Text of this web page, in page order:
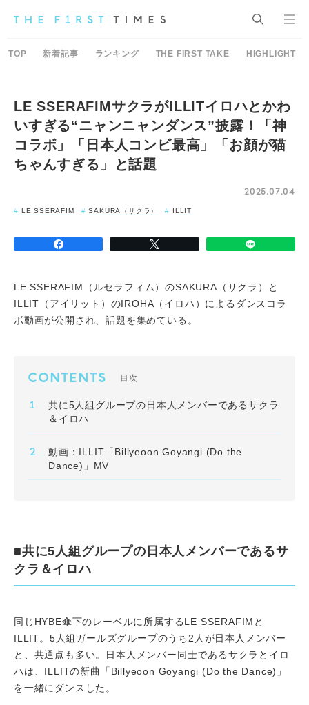
TOP 新着記事 ランキング THE FIRST TAKE HIGHLIGHT
LE SSERAFIMサクラがILLITイロハとかわ
いすぎる“ニャンニャンダンス”披露！「神
コラボ」「日本人コンビ最高」「お顔が猫
ちゃんすぎる」と話題
2025.07.04
LE SSERAFIM SAKURA（サクラ） ILLIT
LE SSERAFIM（ルセラフィム）のSAKURA（サクラ）と
ILLIT（アイリット）のIROHA（イロハ）によるダンスコラ
ボ動画が公開され、話題を集めている。
CONTENTS 目次
共に5人組グループの日本人メンバーであるサクラ
＆イロハ
動画：ILLIT「Billyeoon Goyangi (Do the
Dance)」MV
■共に5人組グループの日本人メンバーであるサ
クラ＆イロハ
同じHYBE傘下のレーベルに所属するLE SSERAFIMと
ILLIT。5人組ガールズグループのうち2人が日本人メンバー
と、共通点も多い。日本人メンバー同士であるサクラとイロ
ハは、ILLITの新曲「Billyeoon Goyangi (Do the Dance)」
を一緒にダンスした。